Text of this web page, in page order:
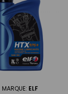
MARQUE: ELF